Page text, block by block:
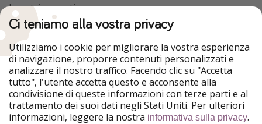
I nostri mercati
HolidayPirates
VakantiePiraten
WakacyjniPiraci
Ferienpiraten
Urlaubspiraten
Urlaubspiraten
ViajerosPiratas
TravelPirates
Il nostro gruppo
HolidayPirates Group
Ci teniamo alla vostra privacy
Utilizziamo i cookie per migliorare la vostra esperienza
di navigazione, proporre contenuti personalizzati e
analizzare il nostro traffico. Facendo clic su "Accetta
tutto", l'utente accetta questo e acconsente alla
condivisione di queste informazioni con terze parti e al
trattamento dei suoi dati negli Stati Uniti. Per ulteriori
informazioni, leggere la nostra informativa sulla privacy.